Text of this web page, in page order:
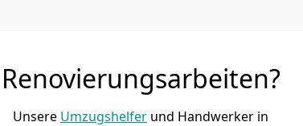
Renovierungsarbeiten?
Unsere Umzugshelfer und Handwerker in